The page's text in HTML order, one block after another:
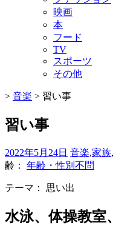
映画
本
フード
TV
スポーツ
その他
> 音楽 > 習い事
習い事
2022年5月24日 音楽,家族,
齢：
年齢・性別不問
テーマ： 思い出
水泳、体操教室